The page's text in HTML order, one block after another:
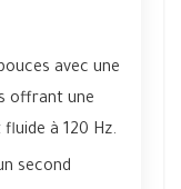
avec une
offrant une
à 120 Hz.
second